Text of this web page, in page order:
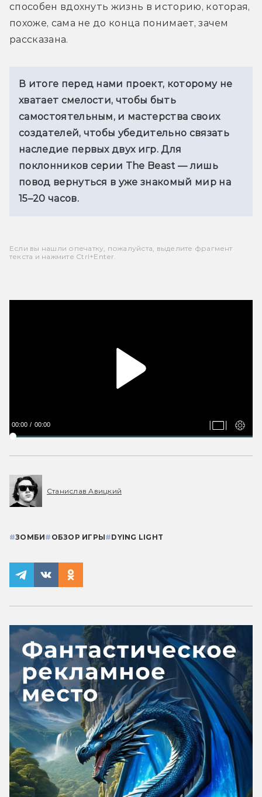
способен вдохнуть жизнь в историю, которая,
похоже, сама не до конца понимает, зачем
рассказана.
В итоге перед нами проект, которому не
хватает смелости, чтобы быть
самостоятельным, и мастерства своих
создателей, чтобы убедительно связать
наследие первых двух игр. Для
поклонников серии The Beast — лишь
повод вернуться в уже знакомый мир на
15–20 часов.
Если вы нашли опечатку, пожалуйста, выделите фрагмент
текста и нажмите Ctrl+Enter.
00:00 00:00
Станислав Авицкий
#ЗОМБИ# ОБЗОР ИГРЫ#DYING LIGHT